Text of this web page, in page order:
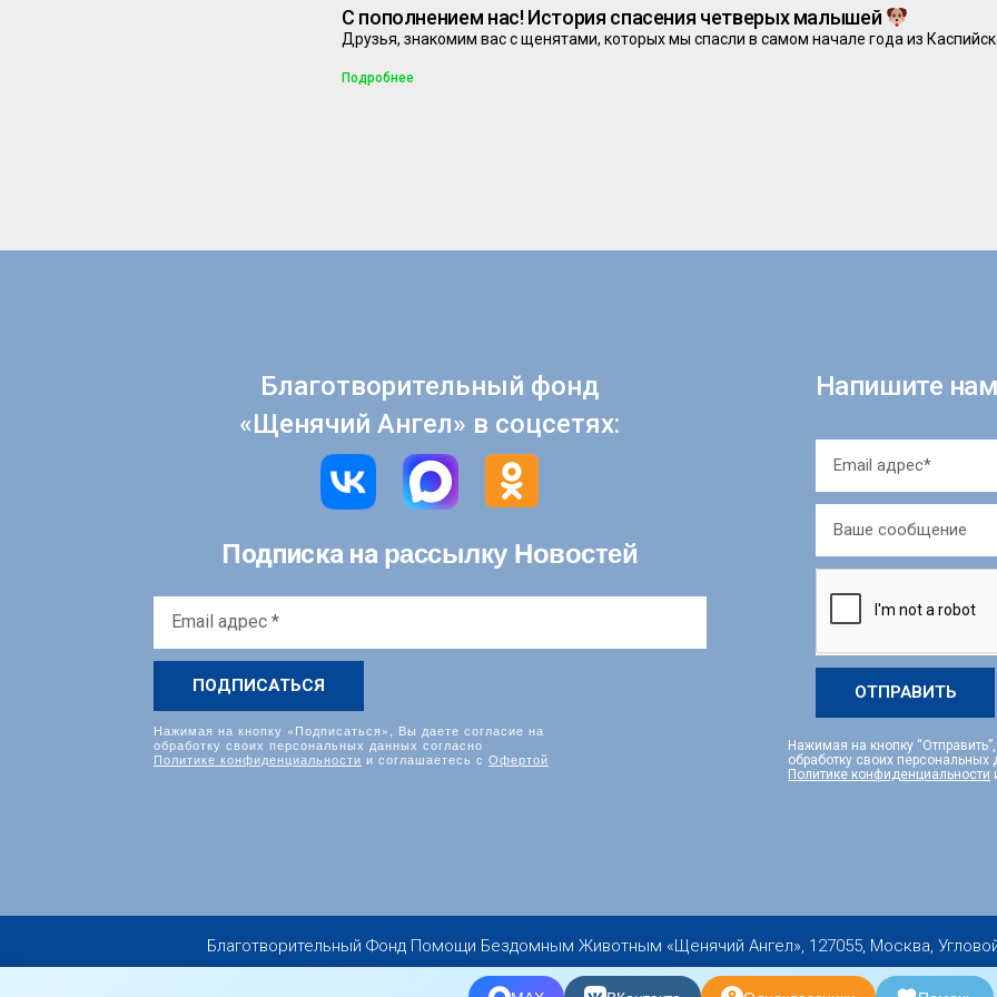
С пополнением нас! История спасения четверых малышей
Друзья, знакомим вас с щенятами, которых мы спасли в самом начале года из
Подробнее
Благотворительный фонд
«Щенячий Ангел» в соцсетях:
Подписка на рассылку Новостей
адрес
*
Нажимая на кнопку «Подписаться», Вы даете согласие на
обработку своих персональных данных согласно
Политике конфиденциальности и соглашаетесь с Офертой
Напишите
ОТПРАВИТЬ
Нажимая на кнопку
обработку своих персональных
Политике конфиденциальности
Благотворительный Фонд Помощи Бездомным Животным «Щенячий Ангел», 127055, Москва, Угловой
Copyright 2019-2026 © All rights Reserved